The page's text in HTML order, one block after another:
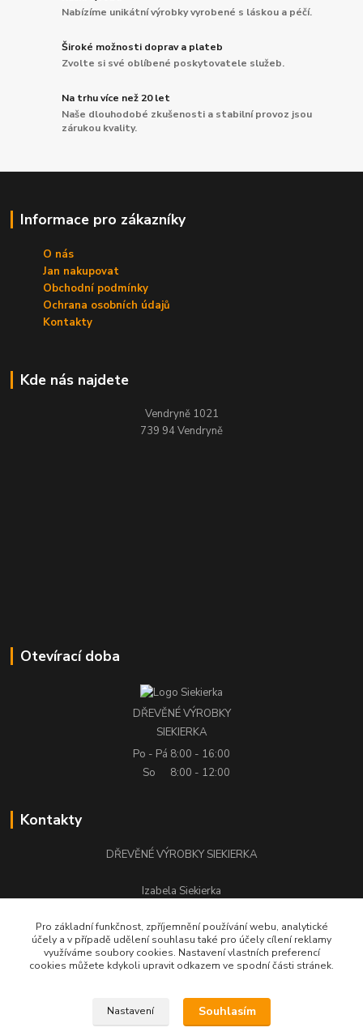
Nabízíme unikátní výrobky vyrobené s láskou a péčí.
Široké možnosti doprav a plateb
Zvolte si své oblíbené poskytovatele služeb.
Na trhu více než 20 let
Naše dlouhodobé zkušenosti a stabilní provoz jsou
zárukou kvality.
Informace pro zákazníky
O nás
Jan nakupovat
Obchodní podmínky
Ochrana osobních údajů
Kontakty
Kde nás najdete
Vendryně 1021
739 94 Vendryně
Otevírací doba
DŘEVĚNÉ VÝROBKY
SIEKIERKA
Po - Pá 8:00 - 16:00
So
8:00 - 12:00
Kontakty
DŘEVĚNÉ VÝROBKY SIEKIERKA
Izabela Siekierka
stolarstwo.siekierka@seznam.cz
Pro základní funkčnost, zpříjemnění používání webu, analytické
účely a v případě udělení souhlasu také pro účely cílení reklamy
využíváme soubory cookies. Nastavení vlastních preferencí
cookies můžete kdykoli upravit odkazem ve spodní části stránek.
Nastavení Souhlasím